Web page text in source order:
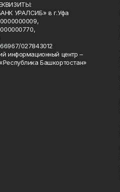
УРАЛСИБ» в г.Уфа
027843012
информационный центр –
Башкортостан»